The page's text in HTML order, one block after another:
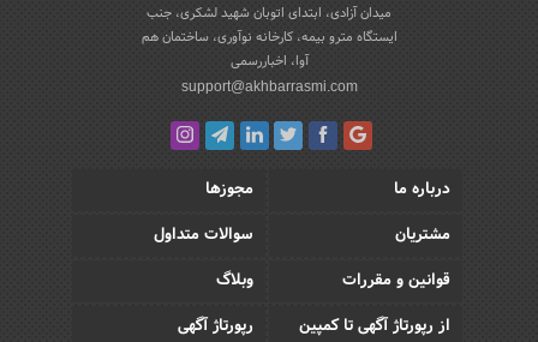
میدان آزادی، ابتدای اتوبان شهید لشکری، جنب
ایستگاه مترو بیمه، کارخانه نوآوری، ساختمان هم
آوا، اخباررسمی
support@akhbarrasmi.com
درباره ما
مجوزها
مشتریان
سوالات متداول
قوانین و مقررات
وبلاگ
از رپورتاژ آگهی تا کمپین
رپورتاژ آگهی